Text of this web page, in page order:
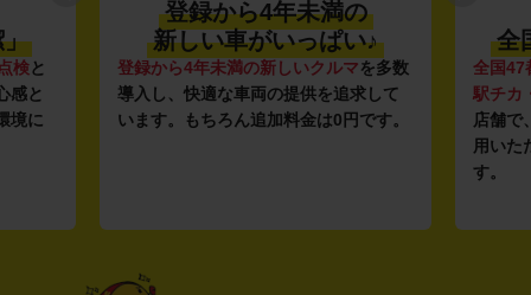
」
検と
感と
境に
登録から4年未満の
新しい車がいっぱい♪
登録から4年未満の新しいクルマを多数
導入し、快適な車両の提供を追求して
います。もちろん追加料金は0円です。
全
全国47
駅チカ
店舗で
用いた
す。